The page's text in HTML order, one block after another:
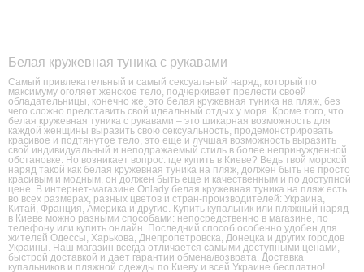
Белая кружевная туника с рукавами
Самый привлекательный и самый сексуальный наряд, который по
максимуму оголяет женское тело, подчеркивает прелести своей
обладательницы, конечно же, это белая кружевная туника на пляж, без
чего сложно представить свой идеальный отдых у моря. Кроме того, что
белая кружевная туника с рукавами – это шикарная возможность для
каждой женщины выразить свою сексуальность, продемонстрировать
красивое и подтянутое тело, это еще и лучшая возможность выразить
свой индивидуальный и неподражаемый стиль в более непринужденной
обстановке. Но возникает вопрос: где купить в Киеве? Ведь твой морской
наряд такой как белая кружевная туника на пляж, должен быть не просто
красивым и модным, он должен быть еще и качественным и по доступной
цене. В интернет-магазине Onlady белая кружевная туника на пляж есть
во всех размерах, разных цветов и стран-производителей: Украина,
Китай, Франция, Америка и другие. Купить купальник или пляжный наряд
в Киеве можно разными способами: непосредственно в магазине, по
телефону или купить онлайн. Последний способ особенно удобен для
жителей Одессы, Харькова, Днепропетровска, Донецка и других городов
Украины. Наш магазин всегда отличается самыми доступными ценами,
быстрой доставкой и дает гарантии обмена/возврата. Доставка
купальников и пляжной одежды по Киеву и всей Украине бесплатно!